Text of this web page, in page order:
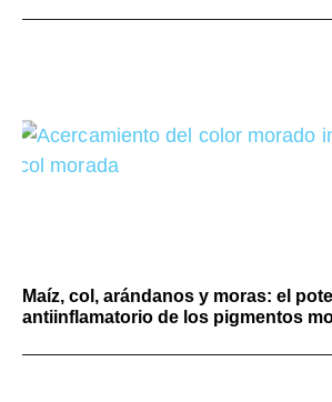
Maíz, col, arándanos y moras: el
antiinflamatorio de los pigmentos